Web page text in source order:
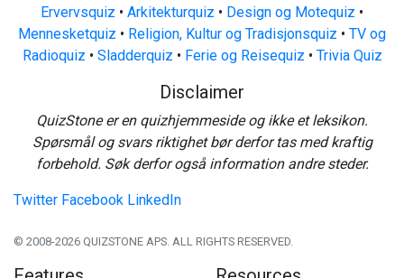
Ervervsquiz • Arkitekturquiz • Design og Motequiz •
Mennesketquiz • Religion, Kultur og Tradisjonsquiz • TV og
Radioquiz • Sladderquiz • Ferie og Reisequiz • Trivia Quiz
Disclaimer
QuizStone er en quizhjemmeside og ikke et leksikon.
Spørsmål og svars riktighet bør derfor tas med kraftig
forbehold. Søk derfor også information andre steder.
Twitter Facebook LinkedIn
© 2008-2026 QUIZSTONE APS. ALL RIGHTS RESERVED.